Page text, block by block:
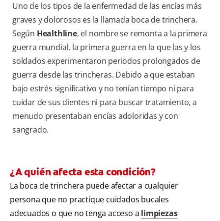
Uno de los tipos de la enfermedad de las encías más
graves y dolorosos es la llamada boca de trinchera.
Según Healthline, el nombre se remonta a la primera
guerra mundial, la primera guerra en la que las y los
soldados experimentaron periodos prolongados de
guerra desde las trincheras. Debido a que estaban
bajo estrés significativo y no tenían tiempo ni para
cuidar de sus dientes ni para buscar tratamiento, a
menudo presentaban encías adoloridas y con
sangrado.
¿A quién afecta esta condición?
La boca de trinchera puede afectar a cualquier
persona que no practique cuidados bucales
adecuados o que no tenga acceso a limpiezas